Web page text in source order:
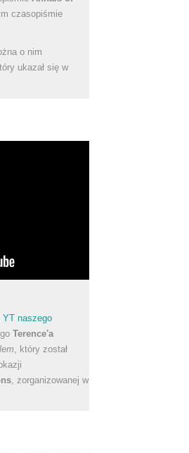
czasopiśmie
o nim
ukazał się w
YT naszego
Terence'a
, który został
, zorganizowanej w